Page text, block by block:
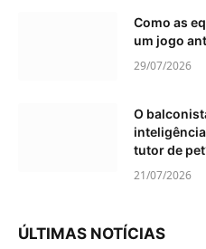
Como as
um jogo
29/07/2026
O
tutor de
21/07/2026
ÚLTIMAS NOTÍCIAS